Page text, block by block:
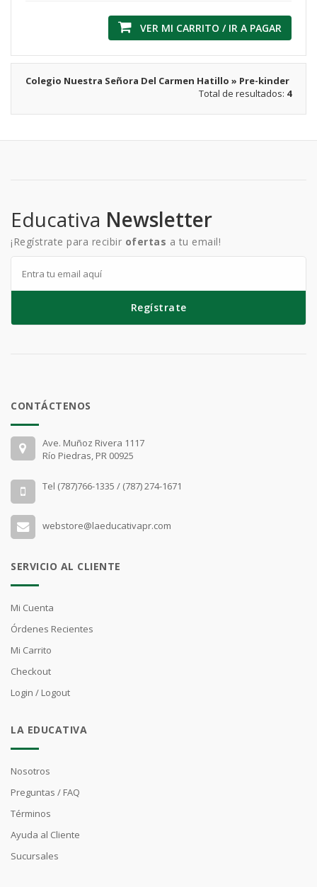
VER MI CARRITO / IR A PAGAR
Colegio Nuestra Señora Del Carmen Hatillo » Pre-kinder
Total de resultados: 4
Educativa Newsletter
¡Regístrate para recibir ofertas a tu email!
Regístrate
CONTÁCTENOS
Ave. Muñoz Rivera 1117
Río Piedras, PR 00925
Tel (787)766-1335 / (787) 274-1671
webstore@laeducativapr.com
SERVICIO AL CLIENTE
Mi Cuenta
Órdenes Recientes
Mi Carrito
Checkout
Login / Logout
LA EDUCATIVA
Nosotros
Preguntas / FAQ
Términos
Ayuda al Cliente
Sucursales